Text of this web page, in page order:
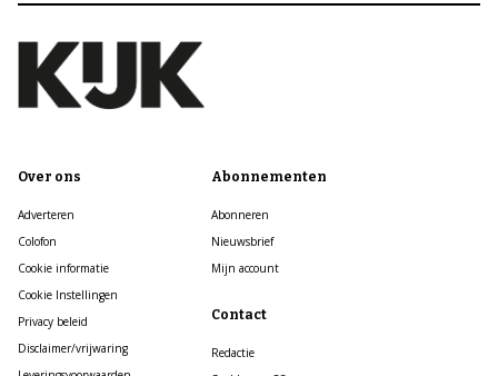
Over ons
Adverteren
Colofon
Cookie informatie
Cookie Instellingen
Privacy beleid
Disclaimer/vrijwaring
Abonnementen
Abonneren
Nieuwsbrief
Mijn account
Contact
Redactie